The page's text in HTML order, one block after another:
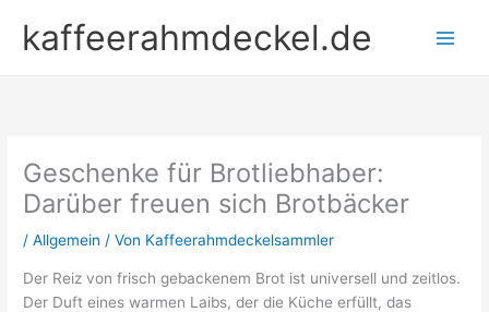
Inhaltkaffeerahmdeckel.de
Geschenke für Brotliebhaber:
Darüber freuen sich Brotbäcker
/Allgemein / Von Kaffeerahmdeckelsammler
Der Reiz von frisch gebackenem Brot ist universell und zeitlos.
Der Duft eines warmen Laibs, der die Küche erfüllt, das